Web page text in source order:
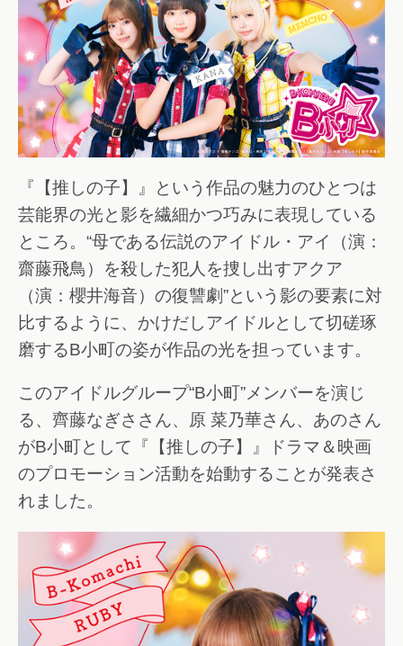
『【推しの子】』という作品の魅力のひとつは
芸能界の光と影を繊細かつ巧みに表現している
ところ。“母である伝説のアイドル・アイ（演：
齋藤飛鳥）を殺した犯人を捜し出すアクア
（演：櫻井海音）の復讐劇”という影の要素に対
比するように、かけだしアイドルとして切磋琢
磨するB小町の姿が作品の光を担っています。
このアイドルグループ“B小町”メンバーを演じ
る、齊藤なぎささん、原 菜乃華さん、あのさん
がB小町として『【推しの子】』ドラマ＆映画
のプロモーション活動を始動することが発表さ
れました。